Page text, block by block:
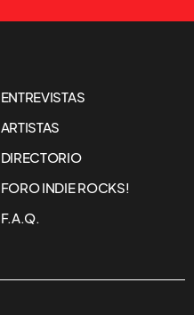
ENTREVISTAS
ARTISTAS
DIRECTORIO
FORO INDIE ROCKS!
F.A.Q.